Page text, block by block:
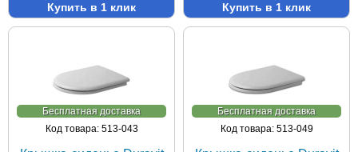
Купить в 1 клик Купить в 1 клик
Бесплатная доставка
Код товара: 513-043
Бесплатная доставка
Код товара: 513-049